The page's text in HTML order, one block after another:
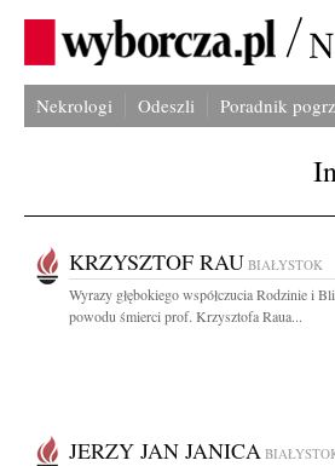
Nekrologi Odeszli Poradnik
KRZYSZTOF RAU BIAŁYSTOK
Wyrazy głębokiego współczucia Rodzinie i
powodu śmierci prof. Krzysztofa Raua...
JERZY JAN JANICA